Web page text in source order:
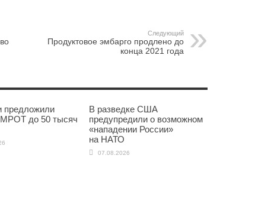
Следующий
Продуктовое эмбарго продлено до
конца 2021 года
предложили
МРОТ до 50 тысяч
В разведке США
предупредили о возможном
«нападении России»
на НАТО
07.08.2026